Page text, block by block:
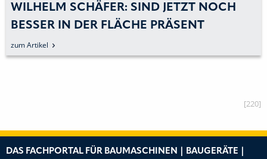
WILHELM SCHÄFER: SIND JETZT NOCH
BESSER IN DER FLÄCHE PRÄSENT
zum Artikel
[220]
DAS FACHPORTAL FÜR BAUMASCHINEN | BAUGERÄTE |